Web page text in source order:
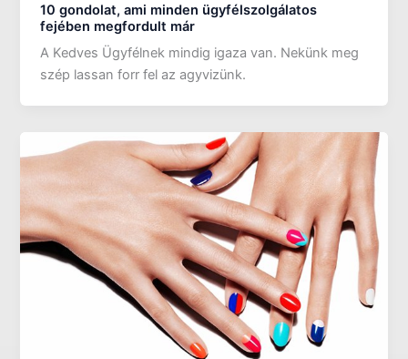
10 gondolat, ami minden ügyfélszolgálatos
fejében megfordult már
A Kedves Ügyfélnek mindig igaza van. Nekünk meg
szép lassan forr fel az agyvizünk.